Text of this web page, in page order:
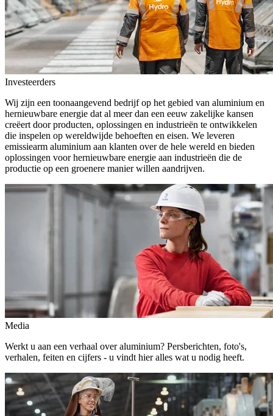
Investeerders
Wij zijn een toonaangevend bedrijf op het gebied van aluminium en
hernieuwbare energie dat al meer dan een eeuw zakelijke kansen
creëert door producten, oplossingen en industrieën te ontwikkelen
die inspelen op wereldwijde behoeften en eisen. We leveren
emissiearm aluminium aan klanten over de hele wereld en bieden
oplossingen voor hernieuwbare energie aan industrieën die de
productie op een groenere manier willen aandrijven.
Media
Werkt u aan een verhaal over aluminium? Persberichten, foto's,
verhalen, feiten en cijfers - u vindt hier alles wat u nodig heeft.